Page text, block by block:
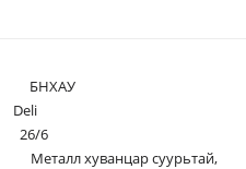
БНХАУ
6
хуванцар суурьтай,